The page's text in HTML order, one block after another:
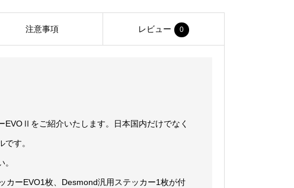
注意事項 レビュー 0
をご紹介いたします。日本国内だけでなく
す。
カーEVO1枚、Desmond汎用ステッカー1枚が付